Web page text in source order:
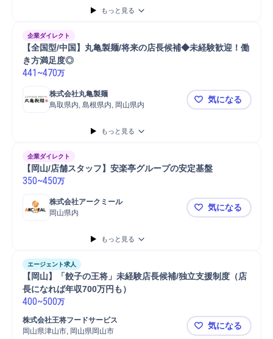
もっと見る
企業ダイレクト
【全国型/中国】丸亀製麺/将来の店長候補◆未経験歓迎！働
き方満足度◎
441 ~470万
株式会社丸亀製麺
鳥取県内, 島根県内, 岡山県内
【全国型/
気になる
もっと見る
企業ダイレクト
【岡山/店舗スタッフ】安楽亭グループの安定基盤
350~450万
株式会社アークミール
岡山県内
【岡山/店舗
気になる
もっと見る
エージェント求人
【岡山】「餃子の王将」未経験店長候補/独立支援制度（店
長になれば年収700万円も）
400~500万
株式会社王将フードサービス
岡山県津山市, 岡山県岡山市
【岡山】「
気になる